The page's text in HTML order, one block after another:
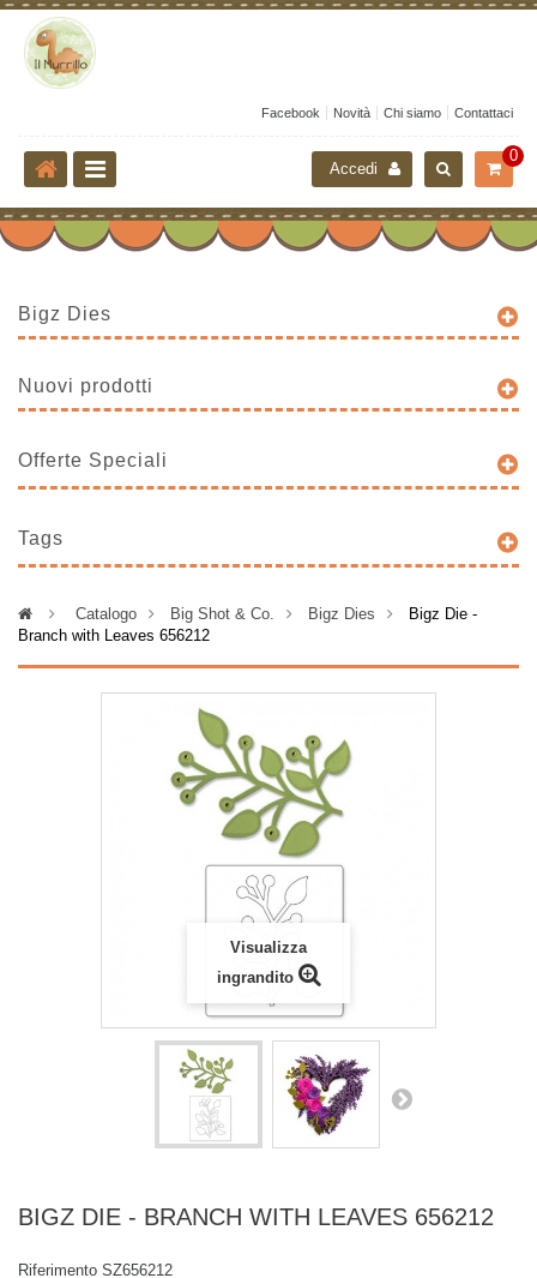
Facebook Novità Chi siamo Contattaci
0
Accedi
Bigz Dies
Nuovi prodotti
Offerte Speciali
Tags
> Catalogo > Big Shot & Co. > Bigz Dies >
Bigz Die -
Branch with Leaves 656212
Visualizza
ingrandito
BIGZ DIE - BRANCH WITH LEAVES 656212
Riferimento SZ656212